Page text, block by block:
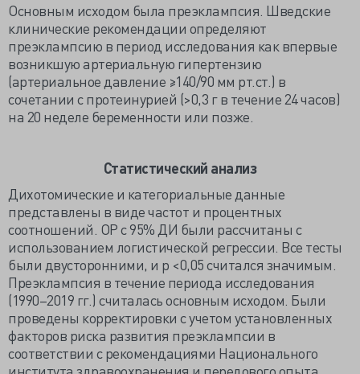
Основным исходом была преэклампсия. Шведские
клинические рекомендации определяют
преэклампсию в период исследования как впервые
возникшую артериальную гипертензию
(артериальное давление ≥140/90 мм рт.ст.) в
сочетании с протеинурией (>0,3 г в течение 24 часов)
на 20 неделе беременности или позже.
Статистический анализ
Дихотомические и категориальные данные
представлены в виде частот и процентных
соотношений. ОР с 95% ДИ были рассчитаны с
использованием логистической регрессии. Все тесты
были двусторонними, и p <0,05 считался значимым.
Преэклампсия в течение периода исследования
(1990–2019 гг.) считалась основным исходом. Были
проведены корректировки с учетом установленных
факторов риска развития преэклампсии в
соответствии с рекомендациями Национального